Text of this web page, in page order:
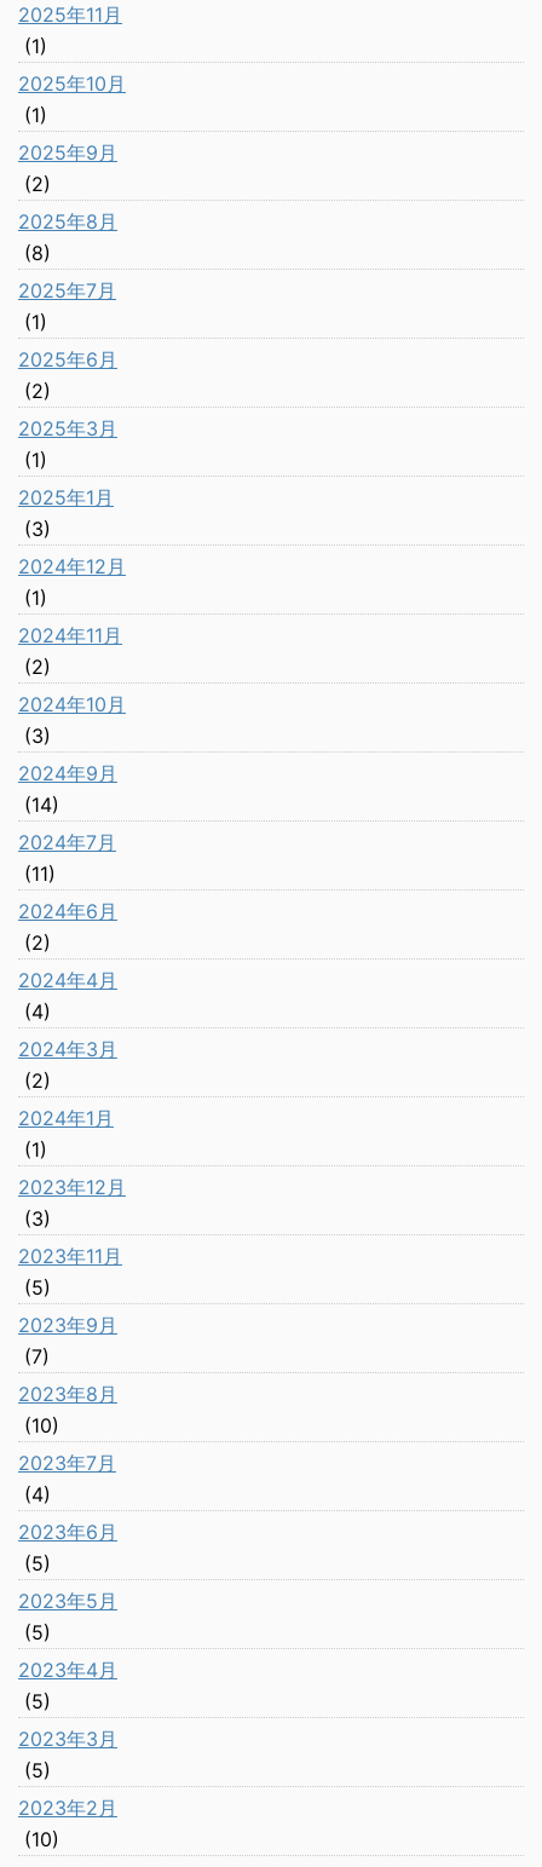
2025年11月
(1)
2025年10月
(1)
2025年9月
(2)
2025年8月
(8)
2025年7月
(1)
2025年6月
(2)
2025年3月
(1)
2025年1月
(3)
2024年12月
(1)
2024年11月
(2)
2024年10月
(3)
2024年9月
(14)
2024年7月
(11)
2024年6月
(2)
2024年4月
(4)
2024年3月
(2)
2024年1月
(1)
2023年12月
(3)
2023年11月
(5)
2023年9月
(7)
2023年8月
(10)
2023年7月
(4)
2023年6月
(5)
2023年5月
(5)
2023年4月
(5)
2023年3月
(5)
2023年2月
(10)